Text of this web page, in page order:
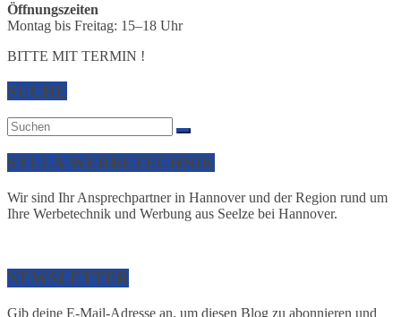
Öffnungszeiten
Montag bis Freitag: 15–18 Uhr
BITTE MIT TERMIN !
SUCHE
SYLLA WERBETECHNIK
Wir sind Ihr Ansprechpartner in Hannover und der Region rund um
Ihre Werbetechnik und Werbung aus Seelze bei Hannover.
NEWSLETTER
Gib deine E-Mail-Adresse an, um diesen Blog zu abonnieren und